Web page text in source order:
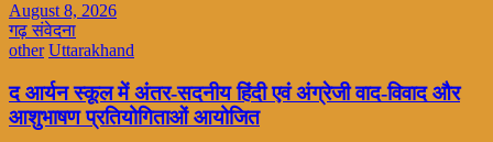
August 8, 2026
गढ़ संवेदना
other Uttarakhand
द आर्यन स्कूल में अंतर-सदनीय हिंदी एवं अंग्रेजी वाद-विवाद और
आशुभाषण प्रतियोगिताओं आयोजित